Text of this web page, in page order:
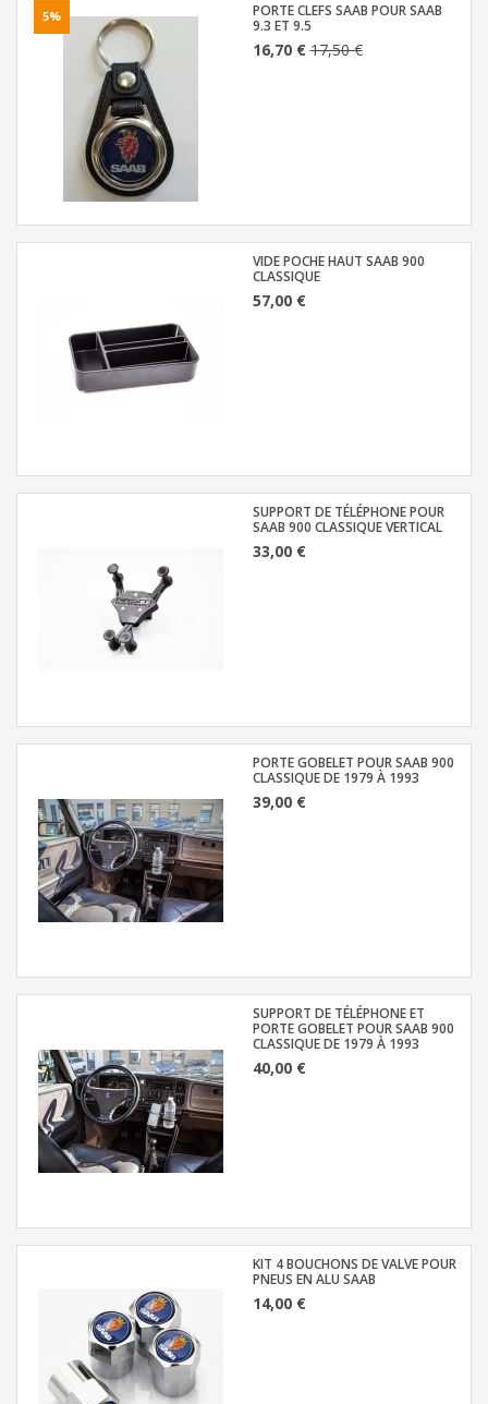
5%
PORTE CLEFS SAAB POUR SAAB
9.3 ET 9.5
16,70 €17,50 €
VIDE POCHE HAUT SAAB 900
CLASSIQUE
57,00 €
SUPPORT DE TÉLÉPHONE POUR
SAAB 900 CLASSIQUE VERTICAL
33,00 €
PORTE GOBELET POUR SAAB 900
CLASSIQUE DE 1979 À 1993
39,00 €
SUPPORT DE TÉLÉPHONE ET
PORTE GOBELET POUR SAAB 900
CLASSIQUE DE 1979 À 1993
40,00 €
KIT 4 BOUCHONS DE VALVE POUR
PNEUS EN ALU SAAB
14,00 €